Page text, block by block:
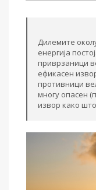
Дилемите
енергија
приврзаници
ефикасен
противници
многу опасен
извор како